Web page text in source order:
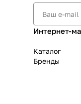
Интернет-
Каталог
Бренды